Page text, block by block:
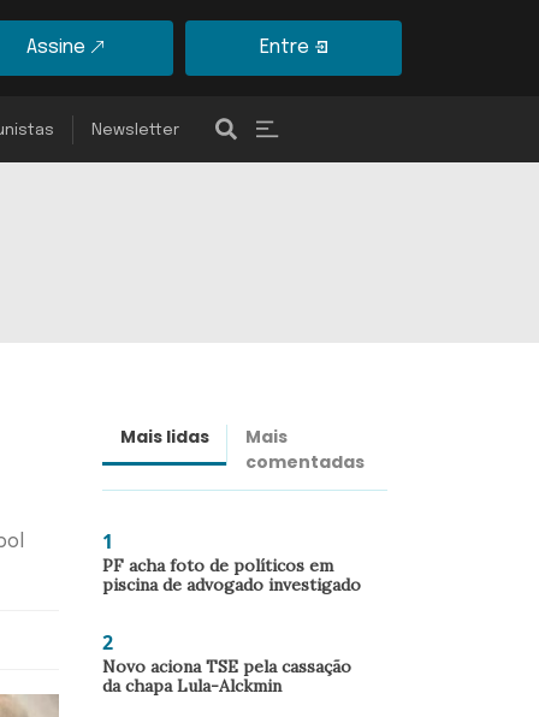
Assine Entre
Newsletter
Mais lidas
Mais
comentadas
1
PF acha foto de políticos em
piscina de advogado investigado
2
Novo aciona TSE pela cassação
da chapa Lula-Alckmin